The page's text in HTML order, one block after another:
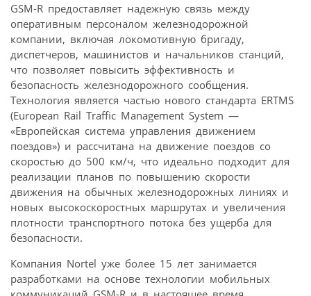
GSM-R предоставляет надежную связь между
оперативным персоналом железнодорожной
компании, включая локомотивную бригаду,
диспетчеров, машинистов и начальников станций,
что позволяет повысить эффективность и
безопасность железнодорожного сообщения.
Технология является частью нового стандарта ERTMS
(European Rail Traffic Management System —
«Европейская система управления движением
поездов») и рассчитана на движение поездов со
скоростью до 500 км/ч, что идеально подходит для
реализации планов по повышению скорости
движения на обычных железнодорожных линиях и
новых высокоскоростных маршрутах и увеличения
плотности транспортного потока без ущерба для
безопасности.
Компания Nortel уже более 15 лет занимается
разработками на основе технологии мобильных